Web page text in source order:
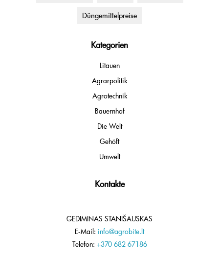
Düngemittelpreise
Kategorien
Litauen
Agrarpolitik
Agrotechnik
Bauernhof
Die Welt
Gehöft
Umwelt
Kontakte
GEDIMINAS STANIŠAUSKAS
E-Mail: info@agrobite.lt
Telefon: +370 682 67186